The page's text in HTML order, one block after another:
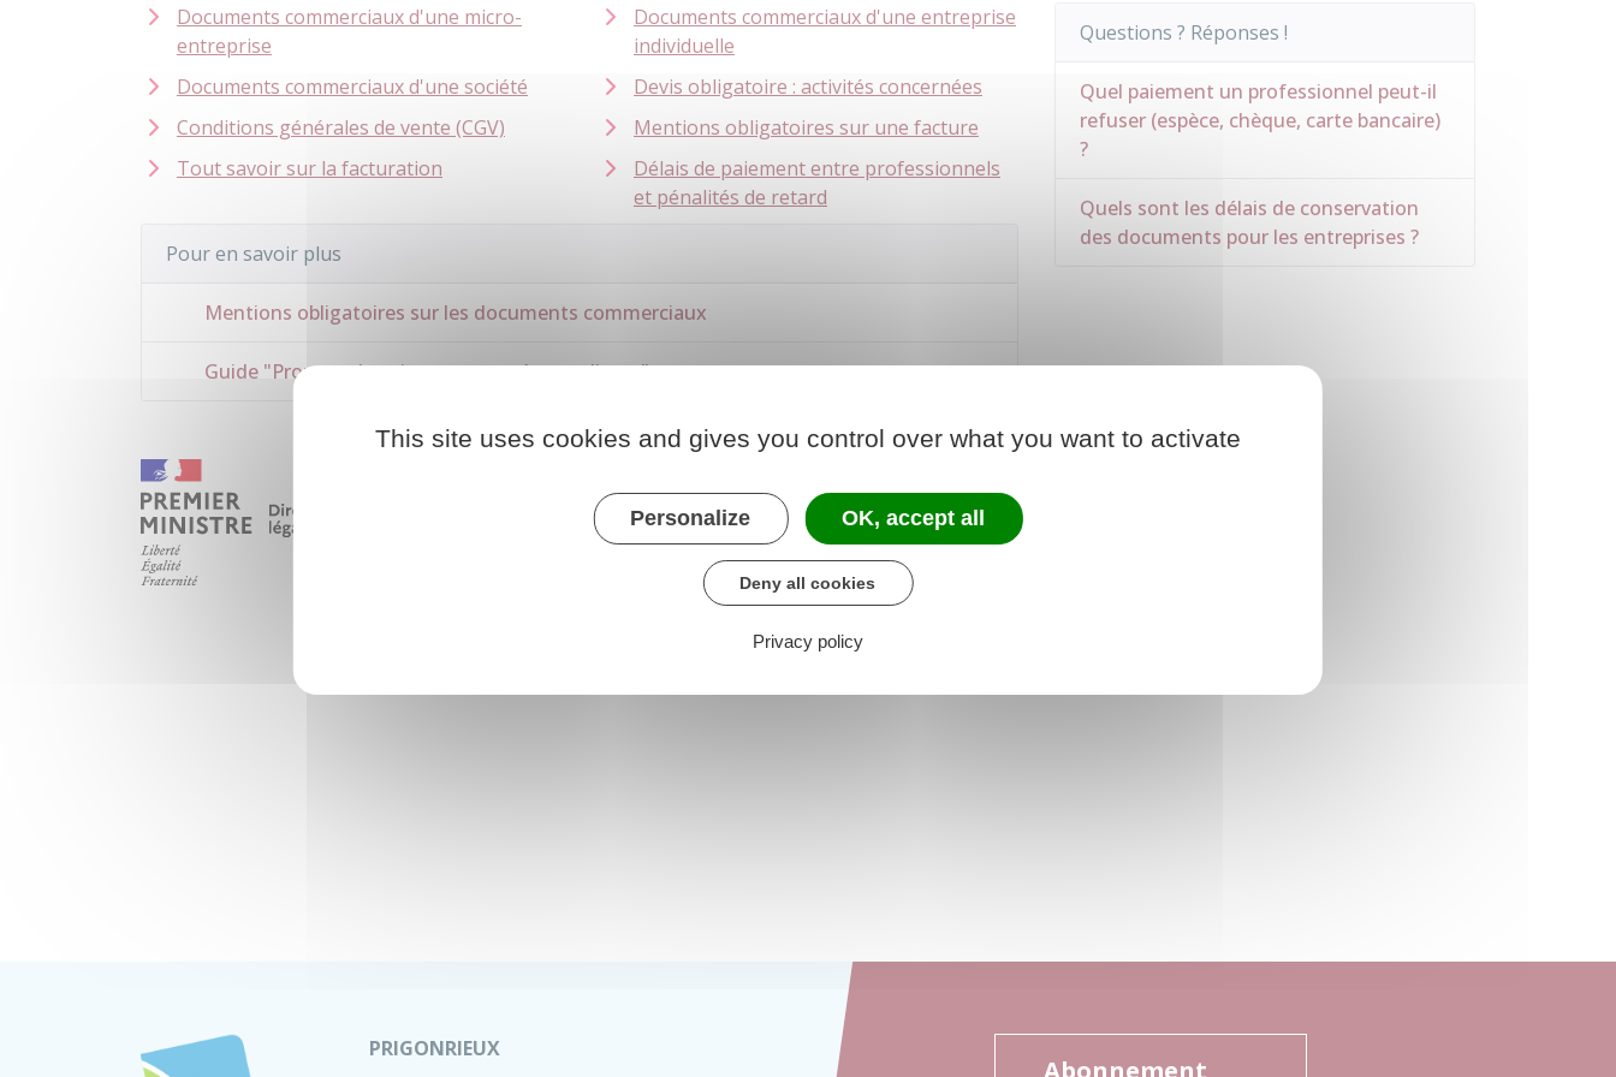
Documents commerciaux d'une micro-
entreprise
Documents commerciaux d'une entreprise
individuelle
Documents commerciaux d'une société
Devis obligatoire : activités concernées
Conditions générales de vente (CGV)
Mentions obligatoires sur une facture
Tout savoir sur la facturation
Délais de paiement entre professionnels
et pénalités de retard
Pour en savoir plus
Mentions obligatoires sur les documents commerciaux
Guide "Proposer le paiement carte à mes clients"
Questions ? Réponses !
Quel paiement un professionnel peut-il
refuser (espèce, chèque, carte bancaire)
?
Quels sont les délais de conservation
des documents pour les entreprises ?
PRIGONRIEUX
This site uses cookies and gives you control over what you want to activate
Personalize OK, accept all
Deny all cookies
Privacy policy